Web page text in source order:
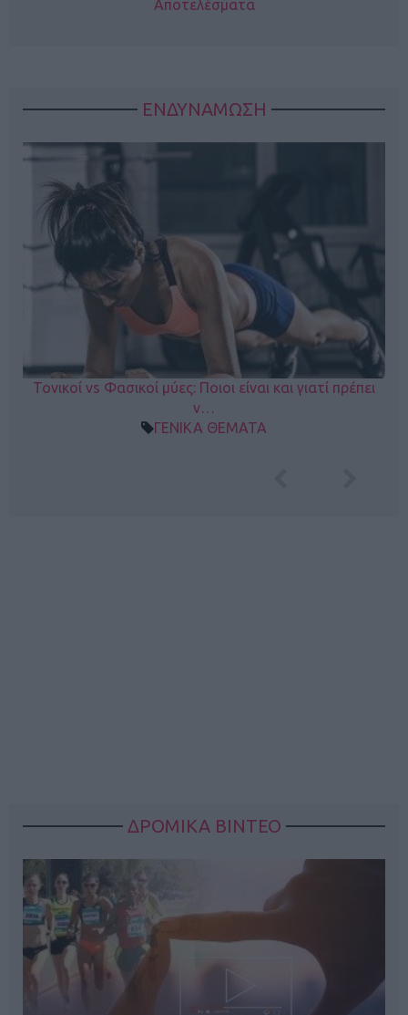
Αποτελέσματα
ΕΝΔΥΝΑΜΩΣΗ
Τονικοί vs Φασικοί μύες: Ποιοι είναι και γιατί πρέπει
ν…
ΓΕΝΙΚΑ ΘΕΜΑΤΑ
ΔΡΟΜΙΚΑ ΒΙΝΤΕΟ